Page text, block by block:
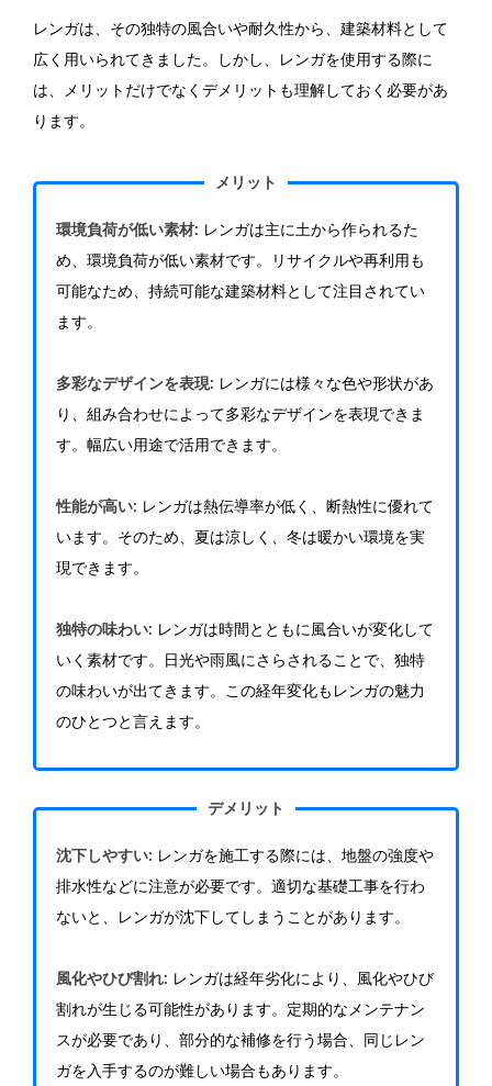
レンガは、その独特の風合いや耐久性から、建築材料として
広く用いられてきました。しかし、レンガを使用する際に
は、メリットだけでなくデメリットも理解しておく必要があ
ります。
メリット
環境負荷が低い素材: レンガは主に土から作られるた
め、環境負荷が低い素材です。リサイクルや再利用も
可能なため、持続可能な建築材料として注目されてい
ます。
多彩なデザインを表現: レンガには様々な色や形状があ
り、組み合わせによって多彩なデザインを表現できま
す。幅広い用途で活用できます。
性能が高い: レンガは熱伝導率が低く、断熱性に優れて
います。そのため、夏は涼しく、冬は暖かい環境を実
現できます。
独特の味わい: レンガは時間とともに風合いが変化して
いく素材です。日光や雨風にさらされることで、独特
の味わいが出てきます。この経年変化もレンガの魅力
のひとつと言えます。
デメリット
沈下しやすい: レンガを施工する際には、地盤の強度や
排水性などに注意が必要です。適切な基礎工事を行わ
ないと、レンガが沈下してしまうことがあります。
風化やひび割れ: レンガは経年劣化により、風化やひび
割れが生じる可能性があります。定期的なメンテナン
スが必要であり、部分的な補修を行う場合、同じレン
ガを入手するのが難しい場合もあります。